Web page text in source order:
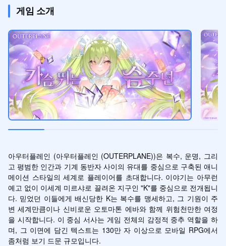
게임 소개
아우터플레인 (아우터플레인 (OUTERPLANE))은 복수, 운명, 그리
고 평범한 인간과 기계 동반자 사이의 유대를 중심으로 구축된 애니
메이션 스타일의 세계로 플레이어를 초대합니다. 이야기는 아무런
예고 없이 이세계 미르샤로 끌려온 지구인 "K"를 중심으로 전개됩니
다. 믿었던 이들에게 배신당한 K는 복수를 맹세하고, 그 기원이 주
변 세계만큼이나 신비로운 오토마톤 에바와 함께 위험천만한 여정
을 시작합니다. 이 중심 서사는 게임 전체의 감정적 중추 역할을 하
며, 그 이면에 담긴 텍스트는 130만 자 이상으로 모바일 RPG에서
좀처럼 보기 드문 규모입니다.